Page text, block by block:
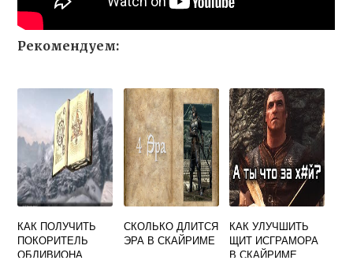
Рекомендуем:
КАК ПОЛУЧИТЬ
ПОКОРИТЕЛЬ
ОБЛИВИОНА
СКОЛЬКО ДЛИТСЯ
ЭРА В СКАЙРИМЕ
КАК УЛУЧШИТЬ
ЩИТ ИСГРАМОРА
В СКАЙРИМЕ